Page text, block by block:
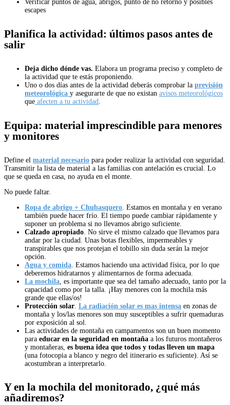
Verificar puntos de agua, abrigos, punto de no retorno y posibles
escapes
Planifica la actividad: últimos pasos antes de
salir
Deja dicho dónde vas. Elabora un programa preciso y completo de
la actividad que te estás proponiendo.
Uno o dos días antes de la actividad deberás comprobar la previsión
meteorológica y asegurarte de que no existan avisos meteorológicos
que afecten a tu actividad
Equipa: material imprescindible para menores
y monitores
Define el material necesario para poder realizar la actividad con seguridad.
Transmitir la lista de material a las familias con antelación es crucial. Lo
que se queda en casa, no ayuda en el monte.
No puede faltar.
Ropa de abrigo + Chubasquero . Estamos en montaña y en verano
también puede hacer frío. El tiempo puede cambiar rápidamente y
suponer un problema si no llevamos abrigo suficiente.
Calzado apropiado . No sirve el mismo calzado que llevamos para
andar por la ciudad. Unas botas flexibles, impermeables y
transpirables que nos protejan el tobillo sin duda serán la mejor
opción.
Agua y comida . Estamos haciendo una actividad física, por lo que
deberemos hidratarnos y alimentarnos de forma adecuada.
La mochila , es importante que sea del tamaño adecuado, tanto por la
capacidad como por la talla. ¡Hay menores con la mochila más
grande que ellas/os!
Protección solar La radiación solar es mas intensa en zonas de
montaña y los/las menores son muy susceptibles a sufrir quemaduras
por exposición al sol.
Las actividades de montaña en campamentos son un buen momento
para educar en la seguridad en montaña a los futuros montañeros
y montañeras, es buena idea que todos y todas lleven un mapa
(una fotocopia a blanco y negro del itinerario es suficiente). Así se
acostumbran a interpretarlo.
Y en la mochila del monitorado, ¿qué más
añadiremos?